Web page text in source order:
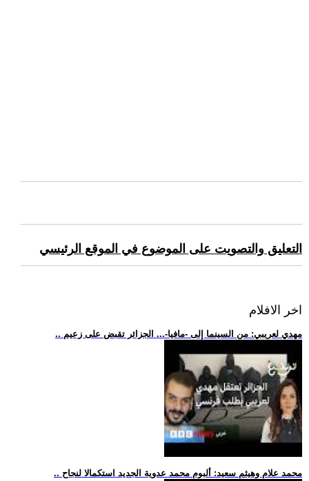
التعليق والتصويت على الموضوع في الموقع الرئيسي
اخر الافلام
.. مهدي لعريبي: من السينما إلى -مافيا-... الجزائر تقبض على زعيم
.. محمد علام وهيثم سعيد: ألبوم محمد عدوية الجديد استكمالا لنجاح